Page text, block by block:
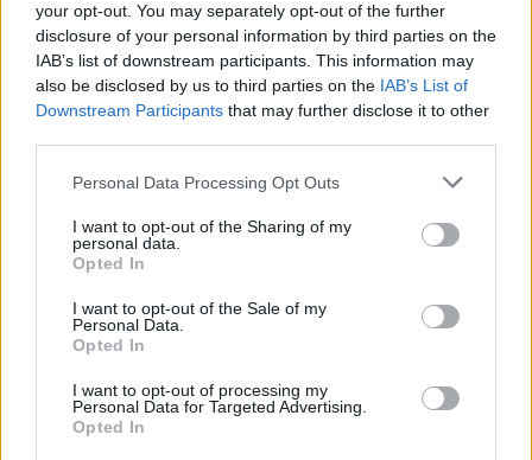
your opt-out. You may separately opt-out of the further
disclosure of your personal information by third parties on the
IAB’s list of downstream participants. This information may
also be disclosed by us to third parties on the IAB’s List of
Downstream Participants that may further disclose it to other
Personal Data Processing Opt Outs
I want to opt-out of the Sharing of my
personal data.
Opted In
I want to opt-out of the Sale of my
Personal Data.
Opted In
I want to opt-out of processing my
Personal Data for Targeted Advertising.
Opted In
Wiedza ogólna
Test wiedzy o Polsce - 15 pytań
sprawdzającyc...
Dziecko w sztuce – 14 pytań
sprawdzających Tw...